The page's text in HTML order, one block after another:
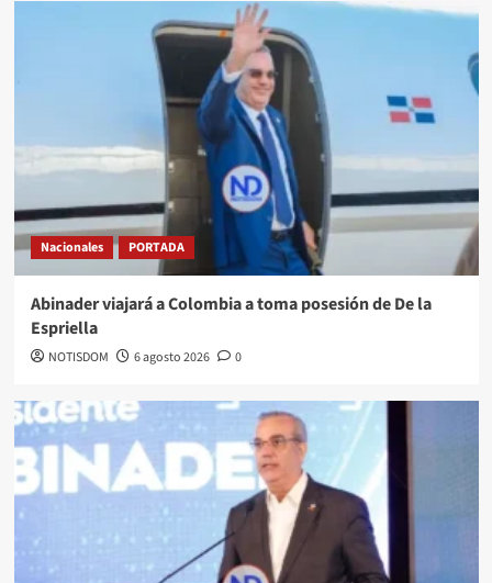
Nacionales PORTADA
Abinader viajará a Colombia a toma posesión de De la
Espriella
NOTISDOM 6 agosto 2026 0